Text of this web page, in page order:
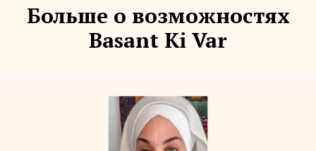
Больше о возможностях
Basant Ki Var